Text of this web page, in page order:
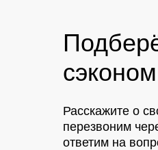
Расскажите о
перезвоним
ответим на